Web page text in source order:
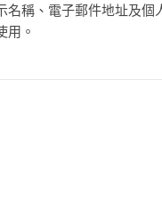
名稱、電子郵件地址及個
用。